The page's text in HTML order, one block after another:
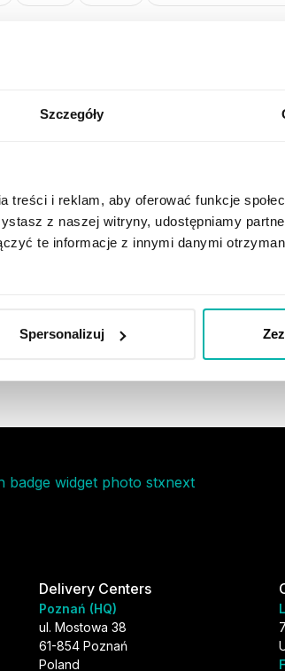
Szczegóły
treści i reklam, aby oferować funkcje
z naszej witryny, udostępniamy
te informacje z innymi danymi
Spersonalizuj
Delivery Centers
Poznań (HQ)
ul. Mostowa 38
61-854 Poznań
Poland